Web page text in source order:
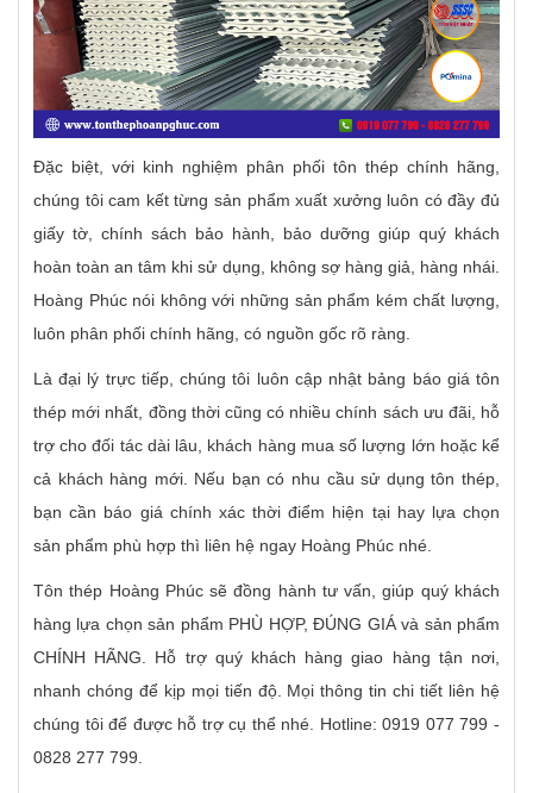
Đặc biệt, với kinh nghiệm phân phối tôn thép chính hãng,
chúng tôi cam kết từng sản phẩm xuất xưởng luôn có đầy đủ
giấy tờ, chính sách bảo hành, bảo dưỡng giúp quý khách
hoàn toàn an tâm khi sử dụng, không sợ hàng giả, hàng nhái.
Hoàng Phúc nói không với những sản phẩm kém chất lượng,
luôn phân phối chính hãng, có nguồn gốc rõ ràng.
Là đại lý trực tiếp, chúng tôi luôn cập nhật bảng báo giá tôn
thép mới nhất, đồng thời cũng có nhiều chính sách ưu đãi, hỗ
trợ cho đối tác dài lâu, khách hàng mua số lượng lớn hoặc kể
cả khách hàng mới. Nếu bạn có nhu cầu sử dụng tôn thép,
bạn cần báo giá chính xác thời điểm hiện tại hay lựa chọn
sản phẩm phù hợp thì liên hệ ngay Hoàng Phúc nhé.
Tôn thép Hoàng Phúc sẽ đồng hành tư vấn, giúp quý khách
hàng lựa chọn sản phẩm PHÙ HỢP, ĐÚNG GIÁ và sản phẩm
CHÍNH HÃNG. Hỗ trợ quý khách hàng giao hàng tận nơi,
nhanh chóng để kịp mọi tiến độ. Mọi thông tin chi tiết liên hệ
chúng tôi để được hỗ trợ cụ thể nhé. Hotline: 0919 077 799 -
0828 277 799.